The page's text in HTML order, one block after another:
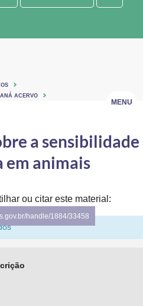
MENU
ACERVO
a sensibilidade
em animais
ou citar este material:
handle/1884/33458